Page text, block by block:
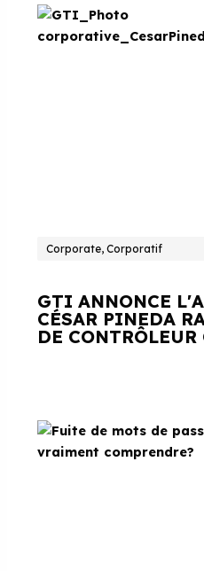
Corporate, Corporatif
GTI ANNONCE
CÉSAR PINEDA
DE